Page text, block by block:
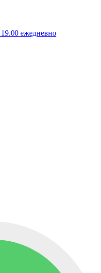
ежедневно